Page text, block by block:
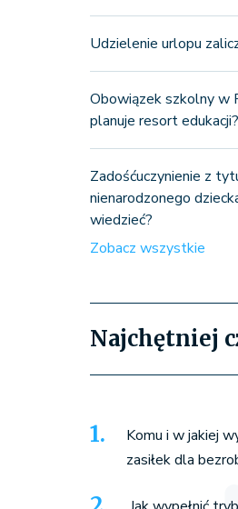
Udzielenie urlopu
Obowiązek szkolny w
planuje resort edukacji?
Zadośćuczynienie z
nienarodzonego
wiedzieć?
Zobacz wszystkie
Najchętniej
Komu i w jakiej
zasiłek dla